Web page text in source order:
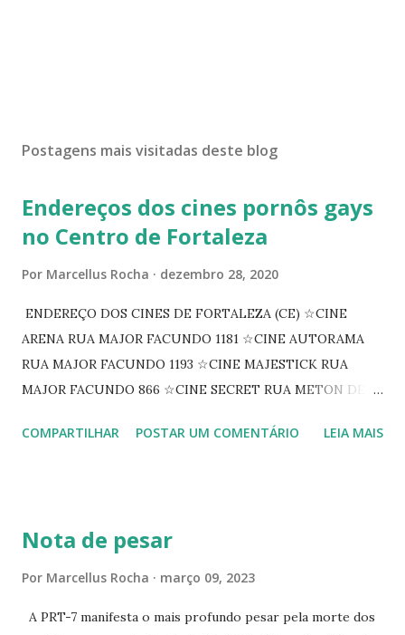
Postagens mais visitadas deste blog
Endereços dos cines pornôs gays
no Centro de Fortaleza
Por Marcellus Rocha dezembro 28, 2020
ENDEREÇO DOS CINES DE FORTALEZA (CE) ☆CINE
ARENA RUA MAJOR FACUNDO 1181 ☆CINE AUTORAMA
RUA MAJOR FACUNDO 1193 ☆CINE MAJESTICK RUA
MAJOR FACUNDO 866 ☆CINE SECRET RUA METON DE
PEIXOTO 1307 ☆CINE IRIS RUA FLORIANO PEIXOTO 1206
☆CINE VIP CLUBE RUA 24 DE MAIO 825 ☆CINE ECLIPSE
COMPARTILHAR POSTAR UM COMENTÁRIO LEIA MAIS
Nota de pesar
Por Marcellus Rocha março 09, 2023
A PRT-7 manifesta o mais profundo pesar pela morte dos